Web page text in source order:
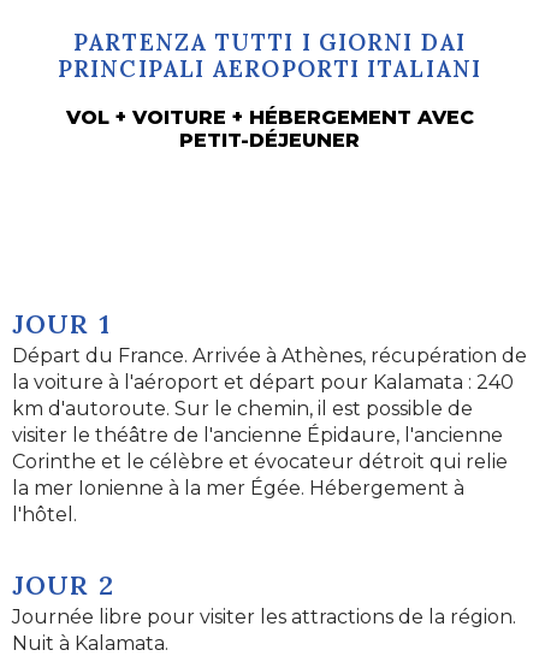
PARTENZA TUTTI I GIORNI DAI
PRINCIPALI AEROPORTI ITALIANI
VOL + VOITURE + HÉBERGEMENT AVEC
PETIT-DÉJEUNER
JOUR 1
Départ du France. Arrivée à Athènes, récupération de
la voiture à l'aéroport et départ pour Kalamata : 240
km d'autoroute. Sur le chemin, il est possible de
visiter le théâtre de l'ancienne Épidaure, l'ancienne
Corinthe et le célèbre et évocateur détroit qui relie
la mer Ionienne à la mer Égée. Hébergement à
l'hôtel.
JOUR 2
Journée libre pour visiter les attractions de la région.
Nuit à Kalamata.